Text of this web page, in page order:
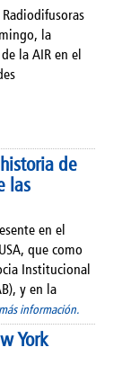
la
la AIR en el
de
las
en el
que como
Institucional
y en la
información.
York